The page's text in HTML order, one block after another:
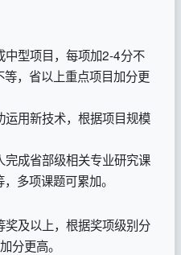
型项目，每项加2-4分不
，省以上重点项目加分更
用新技术，根据项目规模
成省部级相关专业研究课
多项课题可累加。
及以上，根据奖项级别分
分更高。